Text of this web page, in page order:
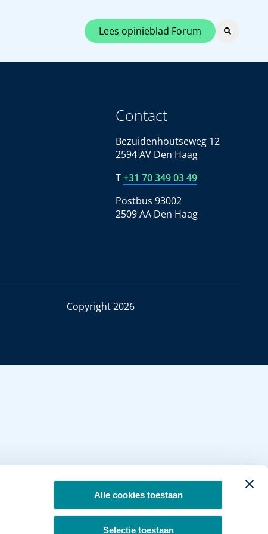
Alle cookies toestaan
Selectie toestaan
Lees opinieblad Forum
Contact
Bezuidenhoutseweg 12
2594 AV Den Haag
T+31 70 349 03 49
Postbus 93002
2509 AA Den Haag
Copyright 2026